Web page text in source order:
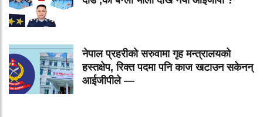
नेपाल प्रहरीको सरुवामा गृह मन्त्रालयको
हस्तक्षेप, रिक्त पदमा पनि काज खटाउन सकेनन्
आईजीपीले —